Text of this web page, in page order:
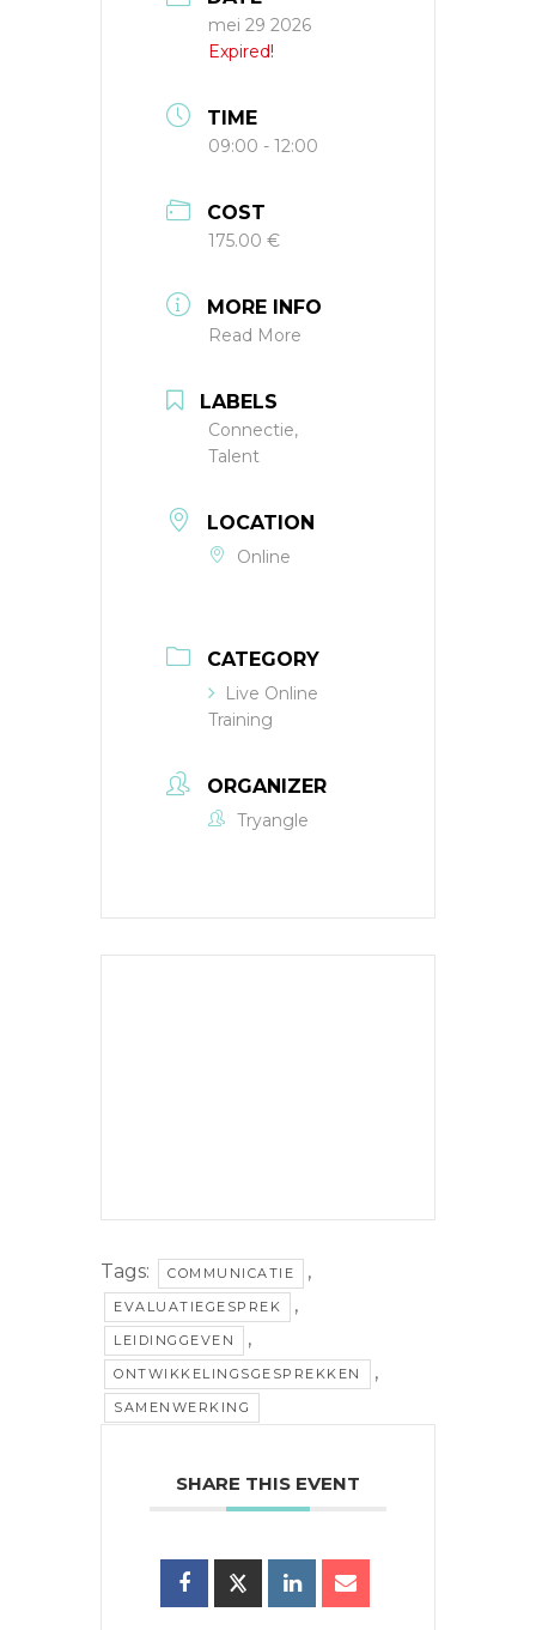
mei 29 2026
Expired!
TIME
09:00 - 12:00
COST
175.00 €
MORE INFO
Read More
LABELS
Connectie,
Talent
LOCATION
Online
CATEGORY
Live Online
Training
ORGANIZER
Tryangle
Tags: COMMUNICATIE ,
EVALUATIEGESPREK ,
LEIDINGGEVEN ,
ONTWIKKELINGSGESPREKKEN ,
SAMENWERKING
SHARE THIS EVENT